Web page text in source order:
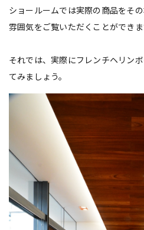
ショールームでは実際の商品をそ
雰囲気をご覧いただくことができま
それでは、実際にフレンチヘリン
てみましょう。